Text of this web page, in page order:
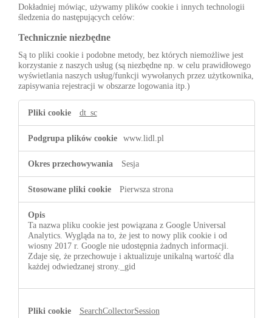
Dokładniej mówiąc, używamy plików cookie i innych technologii
śledzenia do następujących celów:
Technicznie niezbędne
Są to pliki cookie i podobne metody, bez których niemożliwe jest
korzystanie z naszych usług (są niezbędne np. w celu prawidłowego
wyświetlania naszych usług/funkcji wywołanych przez użytkownika,
zapisywania rejestracji w obszarze logowania itp.)
Technicznie
niezbędne
dt_sc
www.lidl.pl
Sesja
Pierwsza strona
Ta nazwa pliku cookie jest powiązana z Google Universal
Analytics. Wygląda na to, że jest to nowy plik cookie i od
wiosny 2017 r. Google nie udostępnia żadnych informacji.
Zdaje się, że przechowuje i aktualizuje unikalną wartość dla
każdej odwiedzanej strony._gid
SearchCollectorSession